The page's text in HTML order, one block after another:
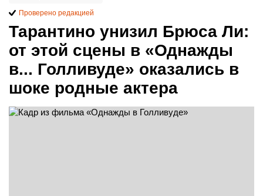
Тарантино унизил Брюса Ли:
от этой сцены в «Однажды
в... Голливуде» оказались в
шоке родные актера
Проверено редакцией